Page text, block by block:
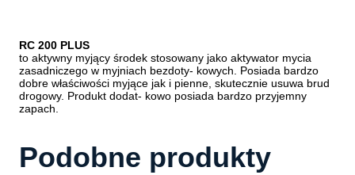
RC 200 PLUS
to aktywny myjący środek stosowany jako aktywator mycia
zasadniczego w myjniach bezdoty- kowych. Posiada bardzo
dobre właściwości myjące jak i pienne, skutecznie usuwa brud
drogowy. Produkt dodat- kowo posiada bardzo przyjemny
zapach.
Podobne produkty